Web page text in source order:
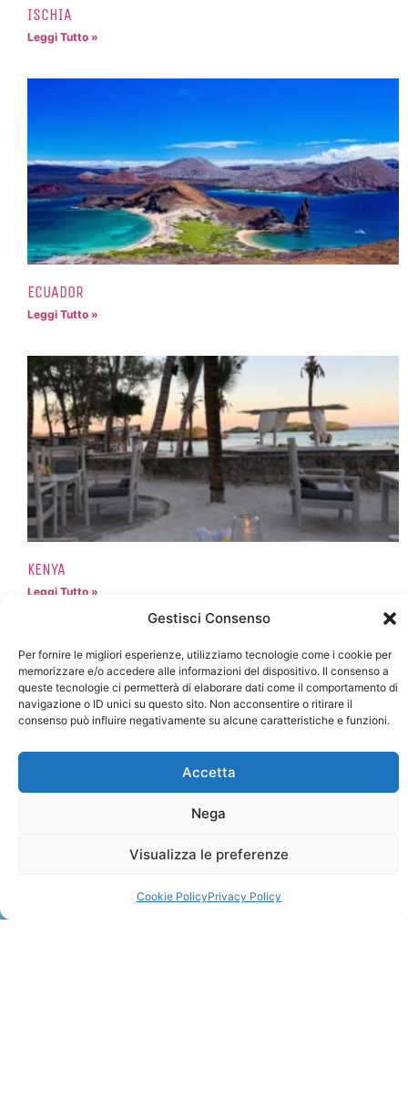
Gestisci Consenso
Per fornire le migliori esperienze, utilizziamo tecnologie come i cookie per
memorizzare e/o accedere alle informazioni del dispositivo. Il consenso a
queste tecnologie ci permetterà di elaborare dati come il comportamento di
navigazione o ID unici su questo sito. Non acconsentire o ritirare il
consenso può influire negativamente su alcune caratteristiche e funzioni.
Accetta
Nega
Visualizza le preferenze
Cookie PolicyPrivacy Policy
ISCHIA
Leggi Tutto »
ECUADOR
Leggi Tutto »
KENYA
Leggi Tutto »